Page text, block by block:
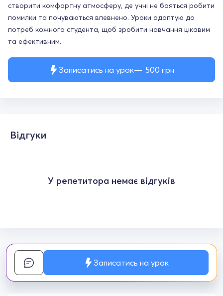
Записатись на урок 500 грн
створити комфортну атмосферу, де учні не бояться робити
помилки та почуваються впевнено. Уроки адаптую до
потреб кожного студента, щоб зробити навчання цікавим
та ефективним.
Відгуки
У репетитора немає відгуків
Записатись на урок